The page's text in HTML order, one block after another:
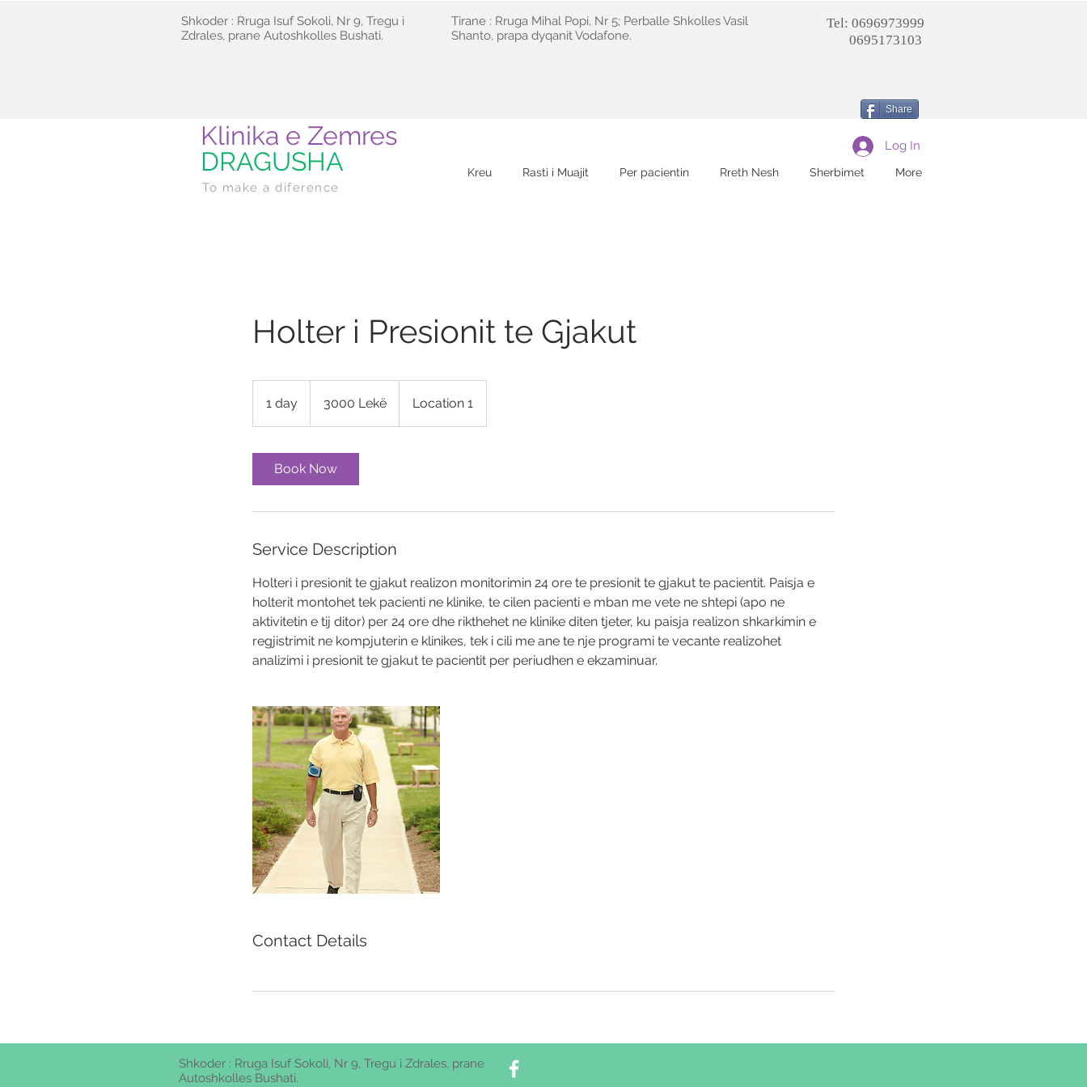
Shkoder : Rruga Isuf Sokoli, Nr 9, Tregu i
Zdrales, prane Autoshkolles Bushati.
Tirane : Rruga Mihal Popi, Nr 5; Perballe Shkolles Vasil
Shanto, prapa dyqanit Vodafone.
Tel: 0696973999
0695173103
Share
Klinika e Zemres
DRAGUSHA
To make a diference
Kreu Rasti i Muajit Per pacientin Rreth Nesh Sherbimet More
Log In
Holter i Presionit te Gjakut
1 day
d
shqiptar
3000 Lekë Location 1
Book Now
Service Description
Holteri i presionit te gjakut realizon monitorimin 24 ore te presionit te gjakut te pacientit. Paisja e
holterit montohet tek pacienti ne klinike, te cilen pacienti e mban me vete ne shtepi (apo ne
aktivitetin e tij ditor) per 24 ore dhe rikthehet ne klinike diten tjeter, ku paisja realizon shkarkimin e
regjistrimit ne kompjuterin e klinikes, tek i cili me ane te nje programi te vecante realizohet
analizimi i presionit te gjakut te pacientit per periudhen e ekzaminuar.
Contact Details
Shkoder : Rruga Isuf Sokoli, Nr 9, Tregu i Zdrales, prane
Autoshkolles Bushati.